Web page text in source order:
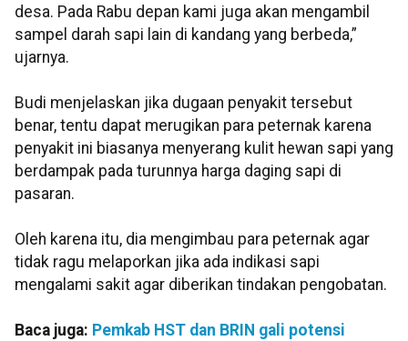
desa. Pada Rabu depan kami juga akan mengambil
sampel darah sapi lain di kandang yang berbeda,”
ujarnya.
Budi menjelaskan jika dugaan penyakit tersebut
benar, tentu dapat merugikan para peternak karena
penyakit ini biasanya menyerang kulit hewan sapi yang
berdampak pada turunnya harga daging sapi di
pasaran.
Oleh karena itu, dia mengimbau para peternak agar
tidak ragu melaporkan jika ada indikasi sapi
mengalami sakit agar diberikan tindakan pengobatan.
Baca juga: Pemkab HST dan BRIN gali potensi